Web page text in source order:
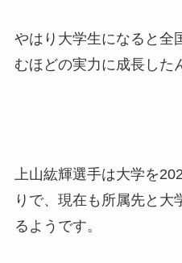
やはり大学生になると全
むほどの実力に成長した
上山紘輝選手は大学を
りで、現在も所属先と大
るようです。